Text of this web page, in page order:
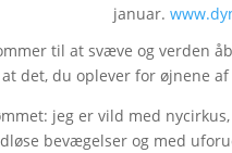
januar.
til at svæve og verden
at det, du oplever for øjnene
jeg er vild med
bevægelser og med